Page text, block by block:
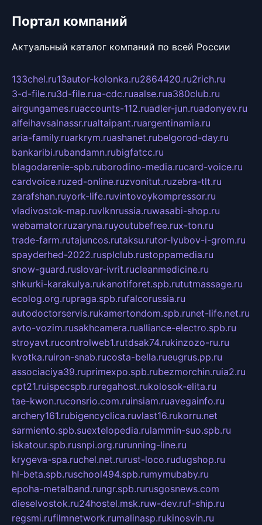
Портал компаний
Актуальный каталог компаний по всей России
133chel.ru13autor-kolonka.ru2864420.ru2rich.ru
3-d-file.ru3d-file.rua-cdc.ruaalse.rua380club.ru
airgungames.ruaccounts-112.ruadler-jun.ruadonyev.ru
alfeihavsalnassr.rualtaipant.ruargentinamia.ru
aria-family.ruarkrym.ruashanet.rubelgorod-day.ru
bankaribi.rubandamn.rubigfatcc.ru
blagodarenie-spb.ruborodino-media.rucard-voice.ru
cardvoice.ruzed-online.ruzvonitut.ruzebra-tlt.ru
zarafshan.ruyork-life.ruvintovoykompressor.ru
vladivostok-map.ruvlknrussia.ruwasabi-shop.ru
webamator.ruzaryna.ruyoutubefree.rux-ton.ru
trade-farm.rutajuncos.rutaksu.rutor-lyubov-i-grom.ru
spayderhed-2022.rusplclub.rustoppamedia.ru
snow-guard.ruslovar-ivrit.rucleanmedicine.ru
shkurki-karakulya.rukanotiforet.spb.rututmassage.ru
ecolog.org.rupraga.spb.rufalcorussia.ru
autodoctorservis.rukamertondom.spb.runet-life.net.ru
avto-vozim.rusakhcamera.rualliance-electro.spb.ru
stroyavt.rucontrolweb1.rutdsak74.rukinzozo-ru.ru
kvotka.ruiron-snab.rucosta-bella.rueugrus.pp.ru
associaciya39.ruprimexpo.spb.rubezmorchin.ruia2.ru
cpt21.ruispecspb.ruregahost.rukolosok-elita.ru
tae-kwon.ruconsrio.com.ruinsiam.ruavegainfo.ru
archery161.rubigencyclica.ruvlast16.rukorru.net
sarmiento.spb.suextelopedia.rulammin-suo.spb.ru
iskatour.spb.rusnpi.org.rurunning-line.ru
krygeva-spa.ruchel.net.rurust-loco.rudugshop.ru
hl-beta.spb.ruschool494.spb.rumymubaby.ru
epoha-metalband.rungr.spb.rurusgosnews.com
dieselvostok.ru24hostel.msk.ruw-dev.ruf-ship.ru
regsmi.rufilmnetwork.rumalinasp.rukinosvin.ru